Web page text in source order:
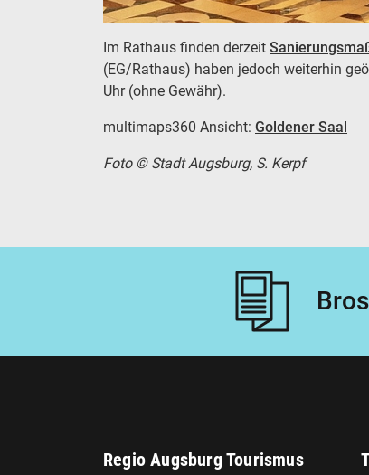
Im Rathaus finden derzeit
(EG/Rathaus) haben jedoch weiterhin
Uhr (ohne Gewähr).
multimaps360 Ansicht: Goldener Saal
Foto © Stadt Augsburg, S. Kerpf
Regio Augsburg Tourismus